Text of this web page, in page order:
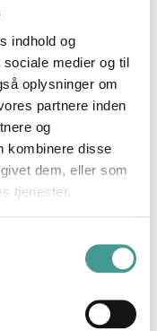
indhold og
medier og til
oplysninger om
partnere inden
og
kombinere disse
dem, eller som
tjenester.